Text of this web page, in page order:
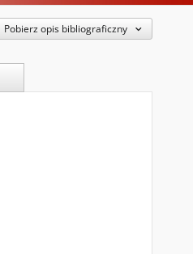
Pobierz opis bibliograficzny